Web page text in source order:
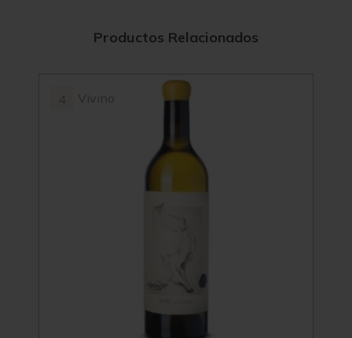
Productos Relacionados
Vivino